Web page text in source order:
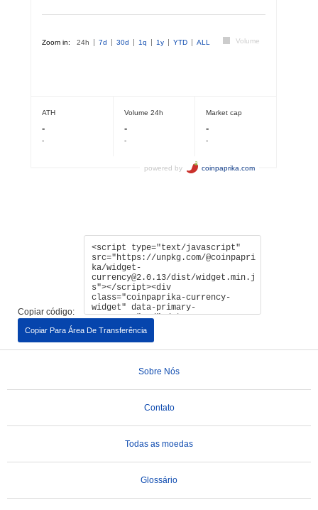
Copiar código:
Copiar Para Área De Transferência
Sobre Nós
Contato
Todas as moedas
Glossário